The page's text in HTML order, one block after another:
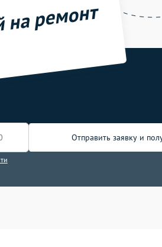
ремонт
Отправить заявку и